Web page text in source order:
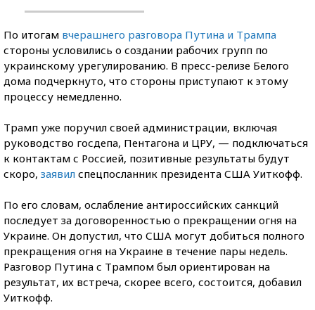
По итогам вчерашнего разговора Путина и Трампа
стороны условились о создании рабочих групп по
украинскому урегулированию. В пресс-релизе Белого
дома подчеркнуто, что стороны приступают к этому
процессу немедленно.
Трамп уже поручил своей администрации, включая
руководство госдепа, Пентагона и ЦРУ, — подключаться
к контактам с Россией, позитивные результаты будут
скоро, заявил спецпосланник президента США Уиткофф.
По его словам, ослабление антироссийских санкций
последует за договоренностью о прекращении огня на
Украине. Он допустил, что США могут добиться полного
прекращения огня на Украине в течение пары недель.
Разговор Путина с Трампом был ориентирован на
результат, их встреча, скорее всего, состоится, добавил
Уиткофф.